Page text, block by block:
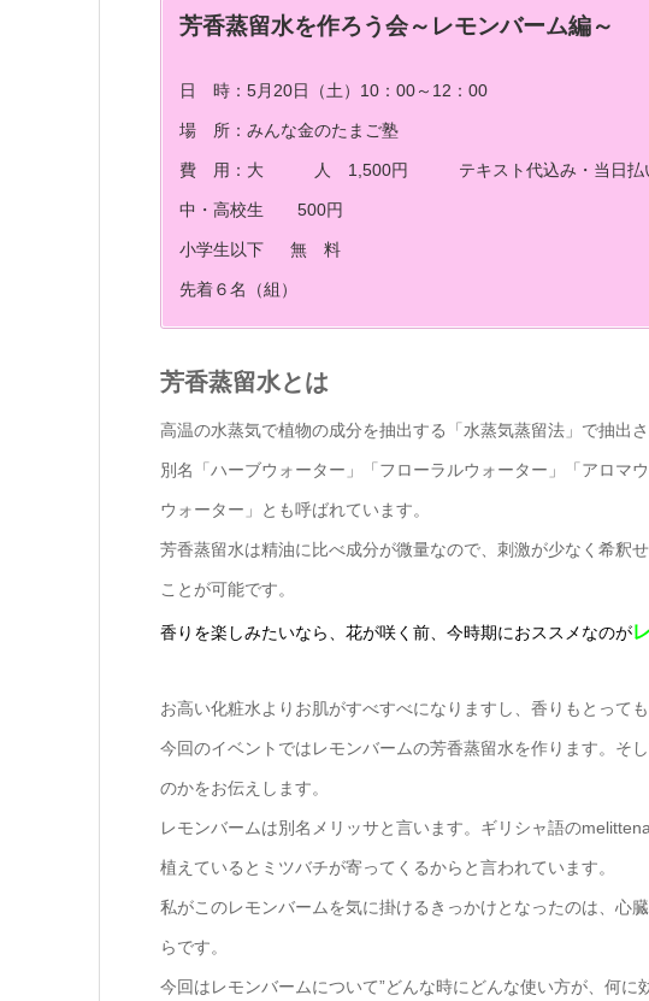
芳香蒸留水を作ろう会～レモンバーム編～
日 時：5月20日（土）10：00～12：00
場 所：みんな金のたまご塾
費 用：大 人 1,500円 テキスト代込み・当日払い（
中・高校生 500円
小学生以下 無 料
先着６名（組）
芳香蒸留水とは
高温の水蒸気で植物の成分を抽出する「水蒸気蒸留法」で抽出
別名「ハーブウォーター」「フローラルウォーター」「アロマ
ウォーター」とも呼ばれています。
芳香蒸留水は精油に比べ成分が微量なので、刺激が少なく希釈
ことが可能です。
香りを楽しみたいなら、花が咲く前、今時期におススメなのが
お高い化粧水よりお肌がすべすべになりますし、香りもとっても
今回のイベントではレモンバームの芳香蒸留水を作ります。そ
のかをお伝えします。
レモンバームは別名メリッサと言います。ギリシャ語の
植えているとミツバチが寄ってくるからと言われています。
私がこのレモンバームを気に掛けるきっかけとなったのは、心
らです。
今回はレモンバームについて”どんな時にどんな使い方が、何に